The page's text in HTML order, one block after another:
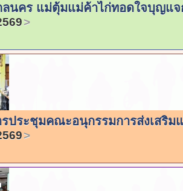
ลนคร แม่ตุ้มแม่ค้าไก่ทอดใจบุญแ
รประชุมคณะอนุกรรมการส่งเสริ